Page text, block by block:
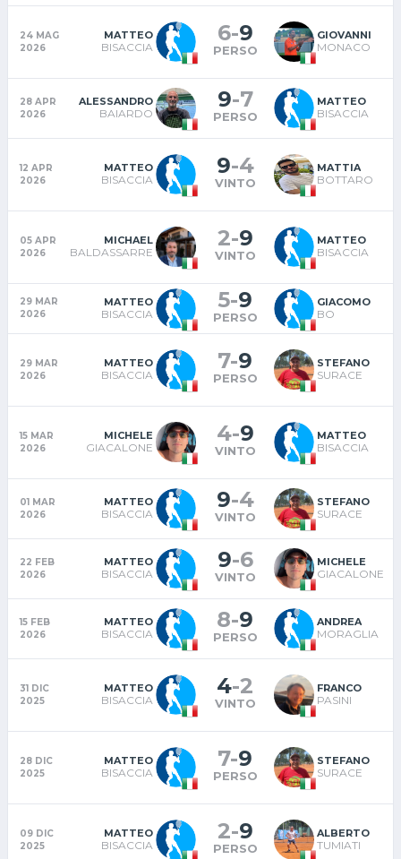
24 MAG
2026
MATTEO
BISACCIA
6-9
PERSO
GIOVANNI
MONACO
28 APR
2026
ALESSANDRO
BAIARDO
9-7
PERSO
MATTEO
BISACCIA
12 APR
2026
MATTEO
BISACCIA
9-4
VINTO
MATTIA
BOTTARO
05 APR
2026
MICHAEL
BALDASSARRE
2-9
VINTO
MATTEO
BISACCIA
29 MAR
2026
MATTEO
BISACCIA
5-9
PERSO
GIACOMO
BO
29 MAR
2026
MATTEO
BISACCIA
7-9
PERSO
STEFANO
SURACE
15 MAR
2026
MICHELE
GIACALONE
4-9
VINTO
MATTEO
BISACCIA
01 MAR
2026
MATTEO
BISACCIA
9-4
VINTO
STEFANO
SURACE
22 FEB
2026
MATTEO
BISACCIA
9-6
VINTO
MICHELE
GIACALONE
15 FEB
2026
MATTEO
BISACCIA
8-9
PERSO
ANDREA
MORAGLIA
31 DIC
2025
MATTEO
BISACCIA
4-2
VINTO
FRANCO
PASINI
28 DIC
2025
MATTEO
BISACCIA
7-9
PERSO
STEFANO
SURACE
09 DIC
2025
MATTEO
BISACCIA
2-9
PERSO
ALBERTO
TUMIATI